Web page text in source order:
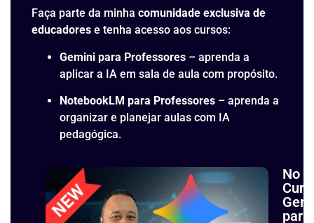
Faça parte da minha comunidade exclusiva de
educadores e tenha acesso aos cursos:
Gemini para Professores – aprenda a
aplicar a IA em sala de aula com propósito.
NotebookLM para Professores – aprenda a
organizar e planejar aulas com IA
pedagógica.
No
para